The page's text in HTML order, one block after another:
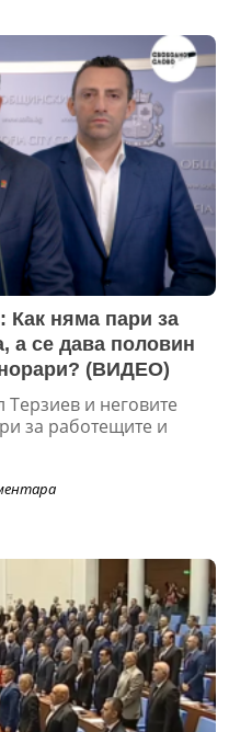
Как няма пари за
а се дава половин
(ВИДЕО)
и неговите
за работещите и